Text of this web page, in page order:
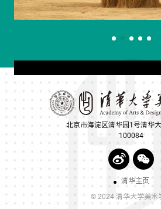
北京市海淀区清华园1号清华
100084
清华主页
© 2024 清华大学美术